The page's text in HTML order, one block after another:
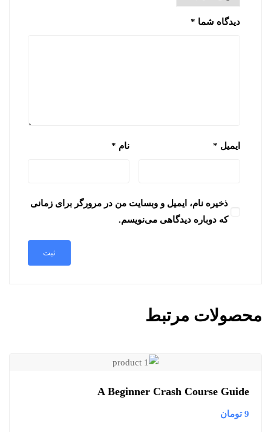
دیدگاه شما *
نام * ایمیل *
ذخیره نام، ایمیل و وبسایت من در مرورگر برای زمانی
که دوباره دیدگاهی می‌نویسم.
محصولات مرتبط
A Beginner Crash Course Guide
9 تومان